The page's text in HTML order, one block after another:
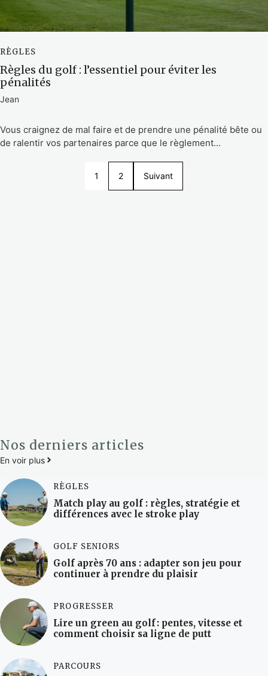
RÈGLES
Règles du golf : l’essentiel pour éviter les
pénalités
Jean
Vous craignez de mal faire et de prendre une pénalité bête ou
de ralentir vos partenaires parce que le règlement...
1 2 Suivant
Nos derniers articles
En voir plus
RÈGLES
Match play au golf : règles, stratégie et
différences avec le stroke play
GOLF SENIORS
Golf après 70 ans : adapter son jeu pour
continuer à prendre du plaisir
PROGRESSER
Lire un green au golf : pentes, vitesse et
comment choisir sa ligne de putt
PARCOURS